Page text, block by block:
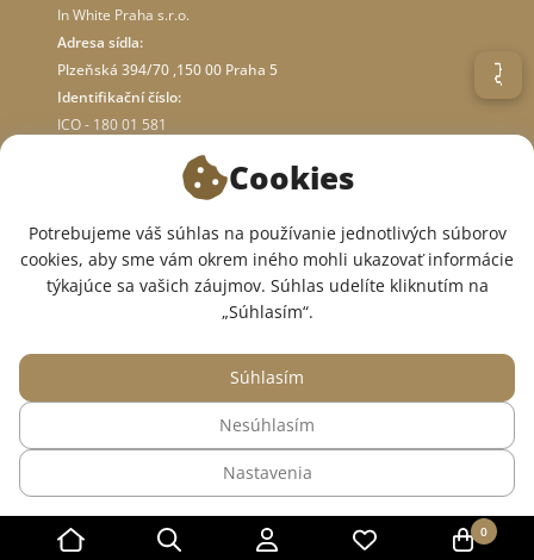
0
In White Praha s.r.o.
Adresa sídla:
Plzeňská 394/70 ,150 00 Praha 5
Identifikační číslo:
ICO - 180 01 581
O OBCHODE
SME V SOCIÁLNYCH SIEŤACH:
© 2015 — 2026, Internetový obchod so zdravotným oblečením InWhite.
Web vytvorilSago Group
Cookies
Potrebujeme váš súhlas na používanie jednotlivých súborov
cookies, aby sme vám okrem iného mohli ukazovať informácie
týkajúce sa vašich záujmov. Súhlas udelíte kliknutím na
„Súhlasím“.
Nastavenia
Nesúhlasím
Súhlasím